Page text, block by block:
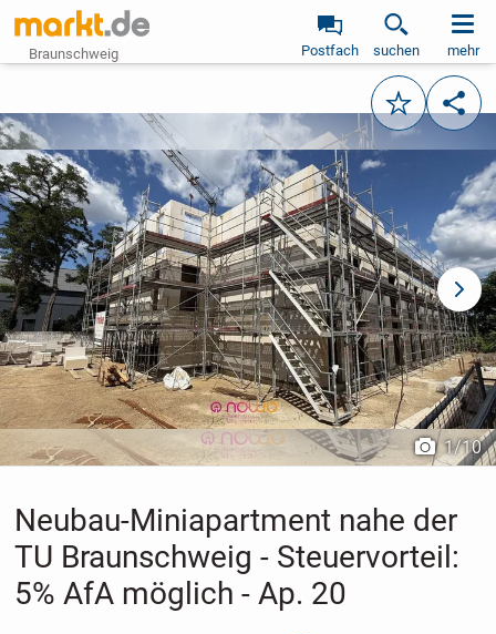
Braunschweig Postfach suchen mehr
Merken
vorheriges Bild
1/10
Neubau-Miniapartment nahe der
TU Braunschweig - Steuervorteil:
5% AfA möglich - Ap. 20